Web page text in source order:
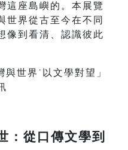
這座島嶼的。本展覽
世界從古至今在不同
像到看清、認識彼此
：從口傳文學到